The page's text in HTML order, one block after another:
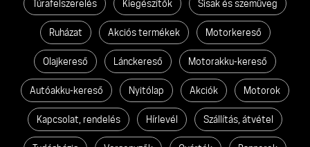
Túrafelszerelés Kiegészítők Sisak és szemüveg
Ruházat Akciós termékek Motorkereső
Olajkereső Lánckereső Motorakku-kereső
Autóakku-kereső Nyitólap Akciók Motorok
Kapcsolat, rendelés Hírlevél Szállítás, átvétel